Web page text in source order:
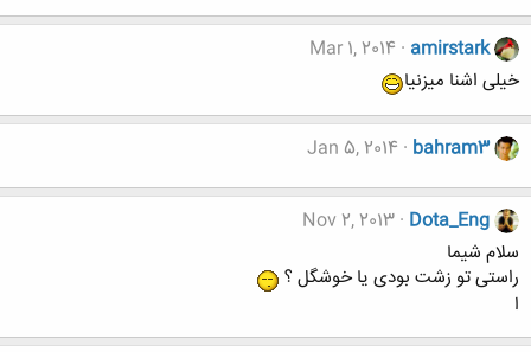
amirstark
Mar 1, 2014
خیلی اشنا میزنیا
bahram3
Jan 5, 2014
Dota_Eng
Nov 2, 2013
سلام شیما
راستی تو زشت بودی یا خوشگل ؟
ا